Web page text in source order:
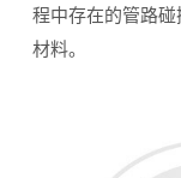
程中存在的管路
材料。